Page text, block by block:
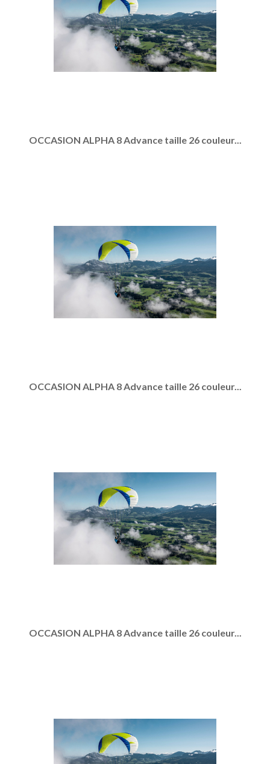
OCCASION ALPHA 8 Advance taille 26 couleur...
OCCASION ALPHA 8 Advance taille 26 couleur...
OCCASION ALPHA 8 Advance taille 26 couleur...